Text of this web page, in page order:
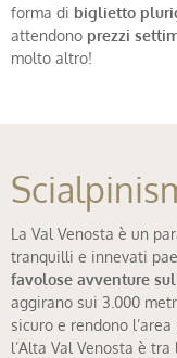
forma di biglietto
attendono prezzi
molto altro!
La Val Venosta è un
tranquilli e innevati
favolose avventure
aggirano sui 3.000
sicuro e rendono
l’Alta Val Venosta è